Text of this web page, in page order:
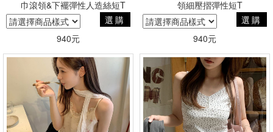
巾滾領&下襬彈性人造絲短T
選購
940元
領細壓摺彈性短T
選購
940元